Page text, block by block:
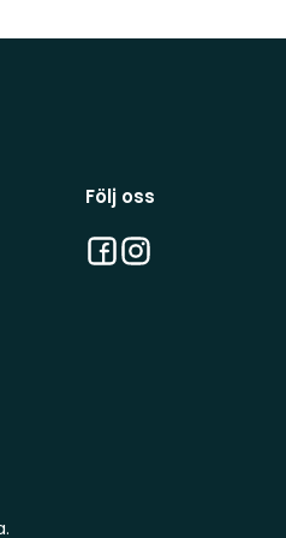
Följ oss
Facebook
Instagram